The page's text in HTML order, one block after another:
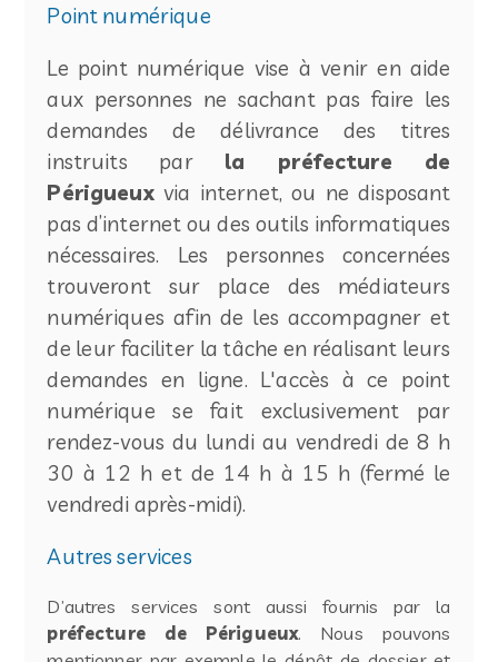
Point numérique
Le point numérique vise à venir en aide
aux personnes ne sachant pas faire les
demandes de délivrance des titres
instruits par la préfecture de
Périgueuxvia internet, ou ne disposant
pas d’internet ou des outils informatiques
nécessaires. Les personnes concernées
trouveront sur place des médiateurs
numériques afin de les accompagner et
de leur faciliter la tâche en réalisant leurs
demandes en ligne. L'accès à ce point
numérique se fait exclusivement par
rendez-vous du lundi au vendredi de 8 h
30 à 12 h et de 14 h à 15 h (fermé le
vendredi après-midi).
Autres services
D’autres services sont aussi fournis par la
préfecture de Périgueux. Nous pouvons